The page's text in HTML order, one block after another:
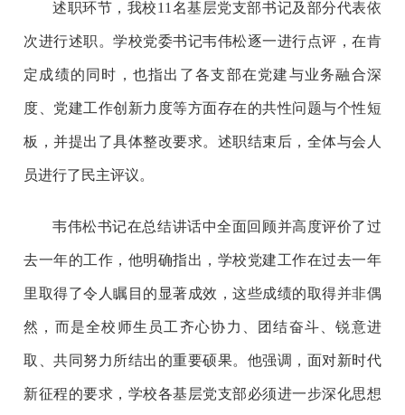
述职环节，我校11名基层党支部书记及部分代表依
次进行述职。学校党委书记韦伟松逐一进行点评，在肯
定成绩的同时，也指出了各支部在党建与业务融合深
度、党建工作创新力度等方面存在的共性问题与个性短
板，并提出了具体整改要求。述职结束后，全体与会人
员进行了民主评议。
韦伟松书记在总结讲话中全面回顾并高度评价了过
去一年的工作，他明确指出，学校党建工作在过去一年
里取得了令人瞩目的显著成效，这些成绩的取得并非偶
然，而是全校师生员工齐心协力、团结奋斗、锐意进
取、共同努力所结出的重要硕果。他强调，面对新时代
新征程的要求，学校各基层党支部必须进一步深化思想